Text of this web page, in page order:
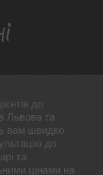
до
Львова та
вам швидко
до
та
цінами на